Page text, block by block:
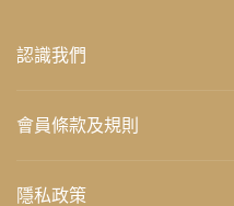
認識我們
會員條款及規則
隱私政策